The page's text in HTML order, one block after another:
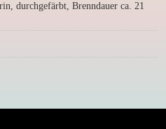
durchgefärbt, Brenndauer ca. 21